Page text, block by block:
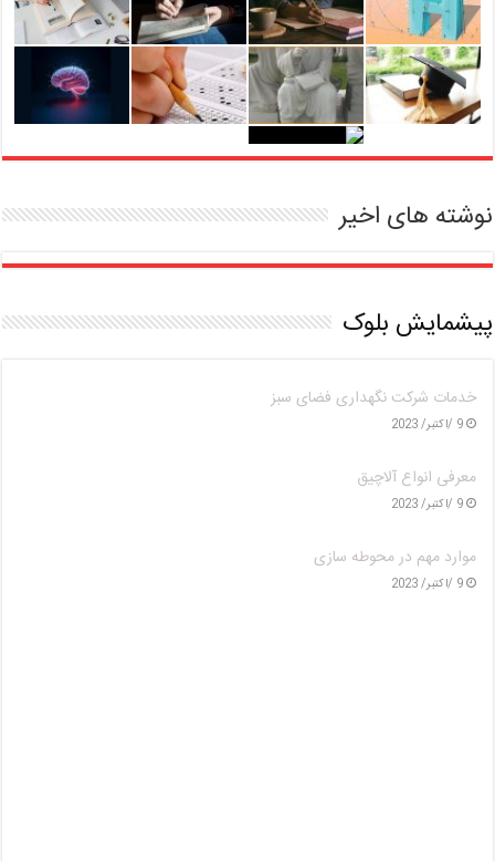
نوشته های اخیر
پیشمایش بلوک
خدمات شرکت نگهداری فضای سبز
9 /اکتبر/ 2023
معرفی انواع آلاچیق
9 /اکتبر/ 2023
موارد مهم در محوطه سازی
9 /اکتبر/ 2023